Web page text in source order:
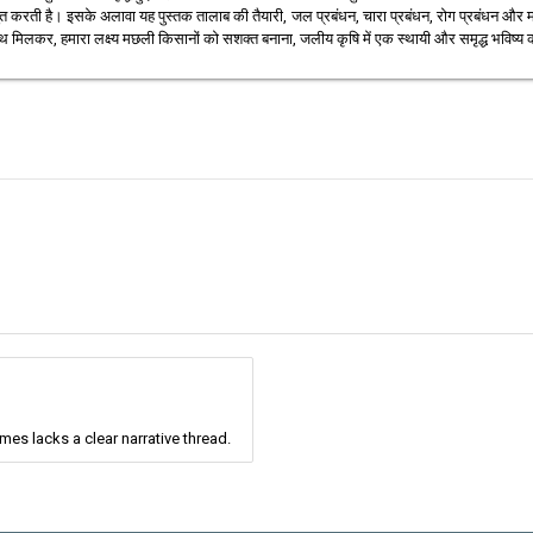
है। इसके अलावा यह पुस्तक तालाब की तैयारी, जल प्रबंधन, चारा प्रबंधन, रोग प्रबंधन
हमारा लक्ष्य मछली किसानों को सशक्त बनाना, जलीय कृषि में एक स्थायी और समृद्ध भविष्य
lacks a clear narrative thread.